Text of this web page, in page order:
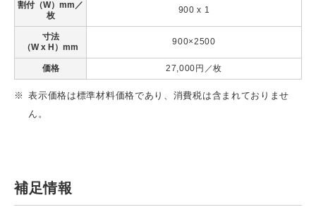
割付（W）mm／
枚
900 x 1
寸法
（W x H）mm
900×2500
価格 27,000円／枚
表⽰価格は標準材料価格であり、消費税は含まれておりませ
ん。
補足情報